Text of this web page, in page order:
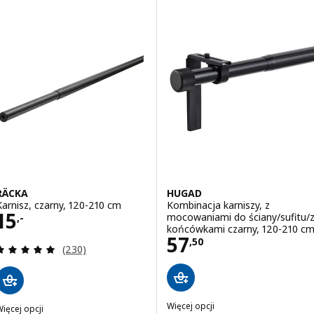
czarny, 120-210 cm
,- 15,-
Recenzja: 4.9 z 5 gwiazdki. Łączna liczba recenzji:
(230)
opcji
HUGAD
Kombinacja karniszy, z
mocowaniami do ściany/sufitu/z
końcówkami czarny, 120-210 cm
57,50
Cena 57,50
Więcej opcji